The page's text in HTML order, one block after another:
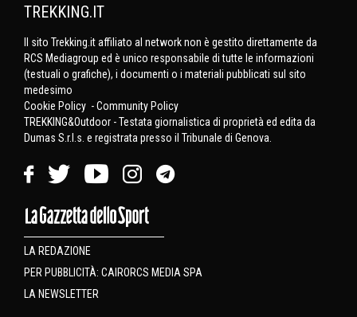
TREKKING.IT
Il sito Trekking.it affiliato al network non è gestito direttamente da
RCS Mediagroup ed è unico responsabile di tutte le informazioni
(testuali o grafiche), i documenti o i materiali pubblicati sul sito
medesimo
Cookie Policy -Community Policy
TREKKING&Outdoor - Testata giornalistica di proprietà ed edita da
Dumas S.r.l.s. e registrata presso il Tribunale di Genova.
LA REDAZIONE
PER PUBBLICITÀ: CAIRORCS MEDIA SPA
LA NEWSLETTER